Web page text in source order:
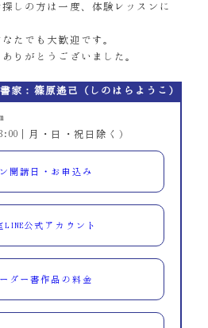
しの方は一度、体験レッスンに
たでも大歓迎です。
りがとうございました。
家：篠原遙己（しのはらようこ）
｜月・日・祝日除く）
開講日・お申込み
LINE公式アカウント
ダー書作品の料金